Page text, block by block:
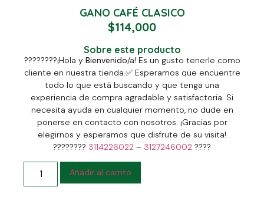
GANO CAFÉ CLASICO
$114,000
Sobre este producto
????????¡Hola y Bienvenido/a! Es un gusto tenerle como
cliente en nuestra tienda.✅Esperamos que encuentre
todo lo que está buscando y que tenga una
experiencia de compra agradable y satisfactoria. Si
necesita ayuda en cualquier momento, no dude en
ponerse en contacto con nosotros. ¡Gracias por
elegirnos y esperamos que disfrute de su visita!
???????? 3114226022 – 3127246002 ????
Añadir al carrito